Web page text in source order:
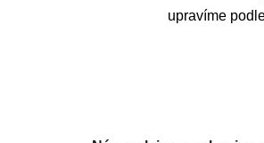
upravíme